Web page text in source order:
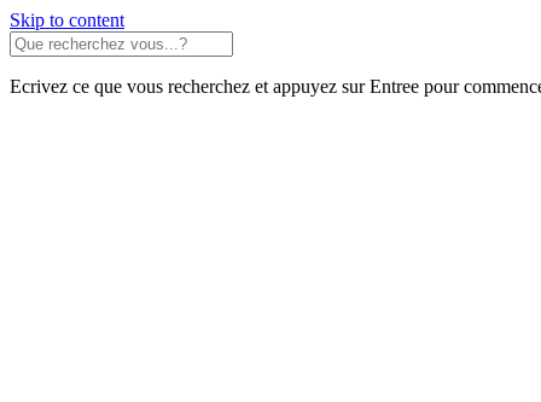
Skip to content
Ecrivez ce que vous recherchez et appuyez sur Entree pour